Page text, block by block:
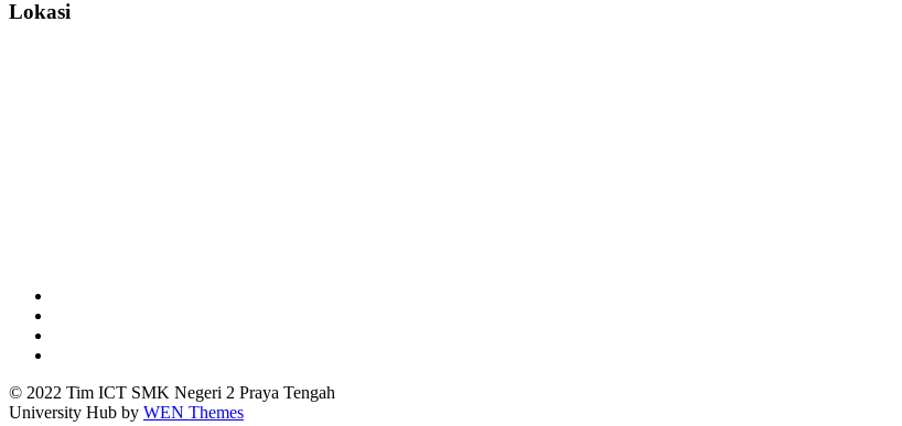
Lokasi
© 2022 Tim ICT SMK Negeri 2 Praya Tengah
University Hub by WEN Themes